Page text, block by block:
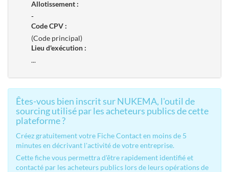
Allotissement :
-
Code CPV :
(Code principal)
Lieu d'exécution :
...
Êtes-vous bien inscrit sur NUKEMA, l'outil de
sourcing utilisé par les acheteurs publics de cette
plateforme ?
Créez gratuitement votre Fiche Contact en moins de 5
minutes en décrivant l'activité de votre entreprise.
Cette fiche vous permettra d'être rapidement identifié et
contacté par les acheteurs publics lors de leurs opérations de